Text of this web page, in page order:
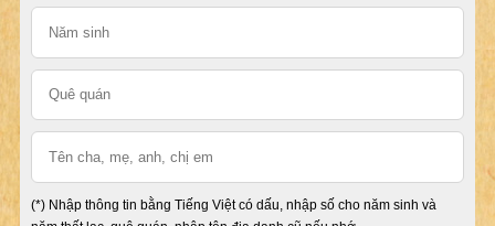
(*) Nhập thông tin bằng Tiếng Việt có dấu, nhập số cho năm sinh và